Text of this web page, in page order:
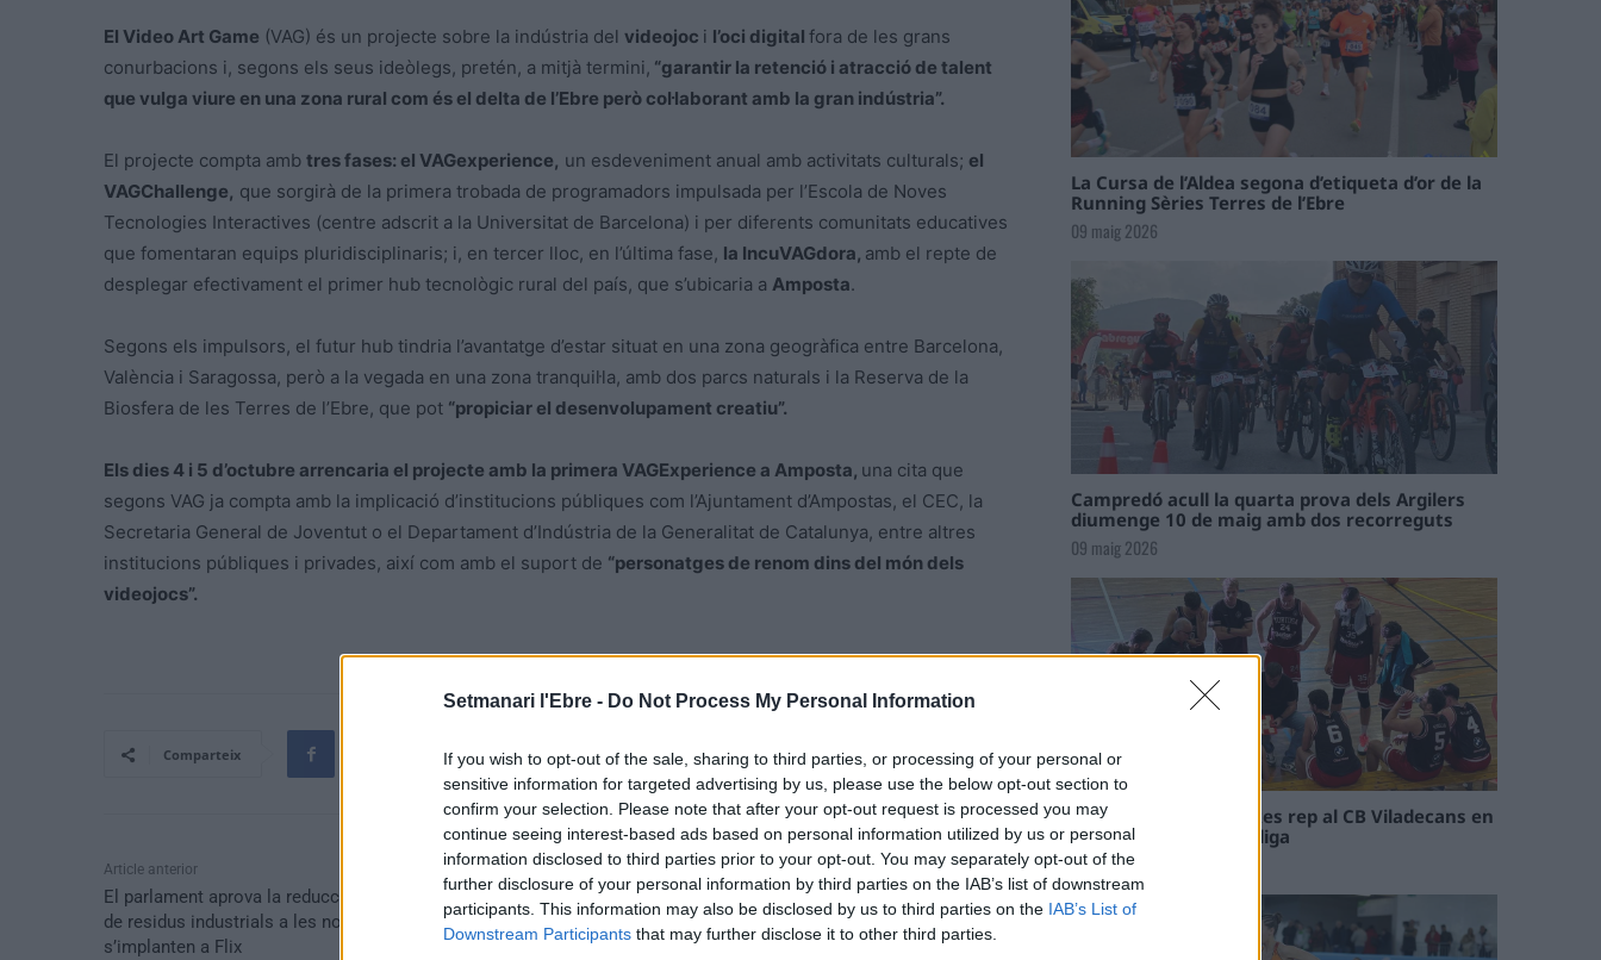
Setmanari l'Ebre - Do Not Process My Personal Information
If you wish to opt-out of the sale, sharing to third parties, or processing of your personal or
sensitive information for targeted advertising by us, please use the below opt-out section to
confirm your selection. Please note that after your opt-out request is processed you may
continue seeing interest-based ads based on personal information utilized by us or personal
information disclosed to third parties prior to your opt-out. You may separately opt-out of the
further disclosure of your personal information by third parties on the IAB’s list of downstream
participants. This information may also be disclosed by us to third parties on the IAB’s List of
Downstream Participants that may further disclose it to other third parties.
El Video Art Game (VAG) és un projecte sobre la indústria del videojoc i l’oci digital fora de les grans
conurbacions i, segons els seus ideòlegs, pretén, a mitjà termini, “garantir la retenció i atracció de talent
que vulga viure en una zona rural com és el delta de l’Ebre però col·laborant amb la gran indústria”.
El projecte compta amb tres fases: el VAGexperience, un esdeveniment anual amb activitats culturals; el
VAGChallenge, que sorgirà de la primera trobada de programadors impulsada per l’Escola de Noves
Tecnologies Interactives (centre adscrit a la Universitat de Barcelona) i per diferents comunitats educatives
que fomentaran equips pluridisciplinaris; i, en tercer lloc, en l’última fase, la IncuVAGdora, amb el repte de
desplegar efectivament el primer hub tecnològic rural del país, que s’ubicaria a Amposta.
Segons els impulsors, el futur hub tindria l’avantatge d’estar situat en una zona geogràfica entre Barcelona,
València i Saragossa, però a la vegada en una zona tranquil·la, amb dos parcs naturals i la Reserva de la
Biosfera de les Terres de l’Ebre, que pot “propiciar el desenvolupament creatiu”.
Els dies 4 i 5 d’octubre arrencaria el projecte amb la primera VAGExperience a Amposta, una cita que
segons VAG ja compta amb la implicació d’institucions públiques com l’Ajuntament d’Ampostas, el CEC, la
Secretaria General de Joventut o el Departament d’Indústria de la Generalitat de Catalunya, entre altres
institucions públiques i privades, així com amb el suport de “personatges de renom dins del món dels
videojocs”.
Comparteix
Article anterior
El parlament aprova la reducció del cànon de l’aigua i
de residus industrials a les noves indústries que
s’implanten a Flix
Article següent
CaixaBank i la Cambra de Comerç de Tortosa
impulsen la internacionalització de les empreses de
les Terres de l’Ebre
La Cursa de l’Aldea segona d’etiqueta d’or de la
Running Sèries Terres de l’Ebre
09 maig 2026
Campredó acull la quarta prova dels Argilers
diumenge 10 de maig amb dos recorreguts
09 maig 2026
El Cantaires amb baixes rep al CB Viladecans en
el tram decisiu de la lliga
09 maig 2026